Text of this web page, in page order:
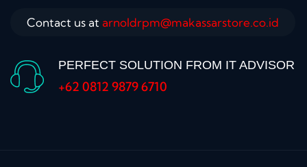
Contact us at arnoldrpm@makassarstore.co.id
PERFECT SOLUTION FROM IT ADVISOR
+62 0812 9879 6710